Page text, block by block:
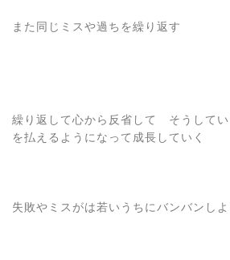
また同じミスや過ちを繰り返す
繰り返して心から反省して そうして
を払えるようになって成長していく
失敗やミスがは若いうちにバンバンし